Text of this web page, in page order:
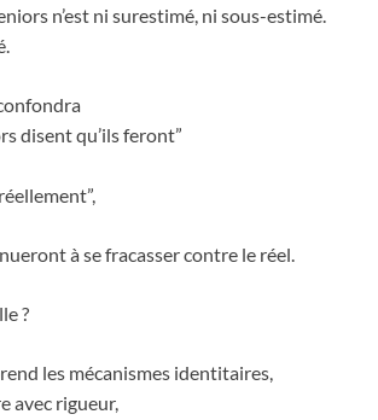
n’est ni surestimé, ni sous-estimé.
disent qu’ils feront”
à se fracasser contre le réel.
?
les mécanismes identitaires,
avec rigueur,